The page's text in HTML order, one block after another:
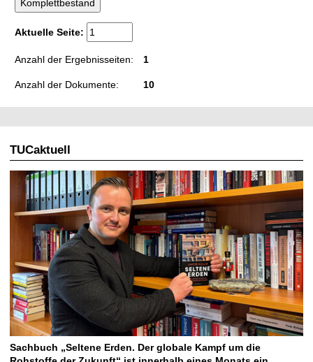
Aktuelle Seite:
Anzahl der Ergebnisseiten: 1
Anzahl der Dokumente: 10
TUCaktuell
Sachbuch „Seltene Erden. Der globale Kampf um die